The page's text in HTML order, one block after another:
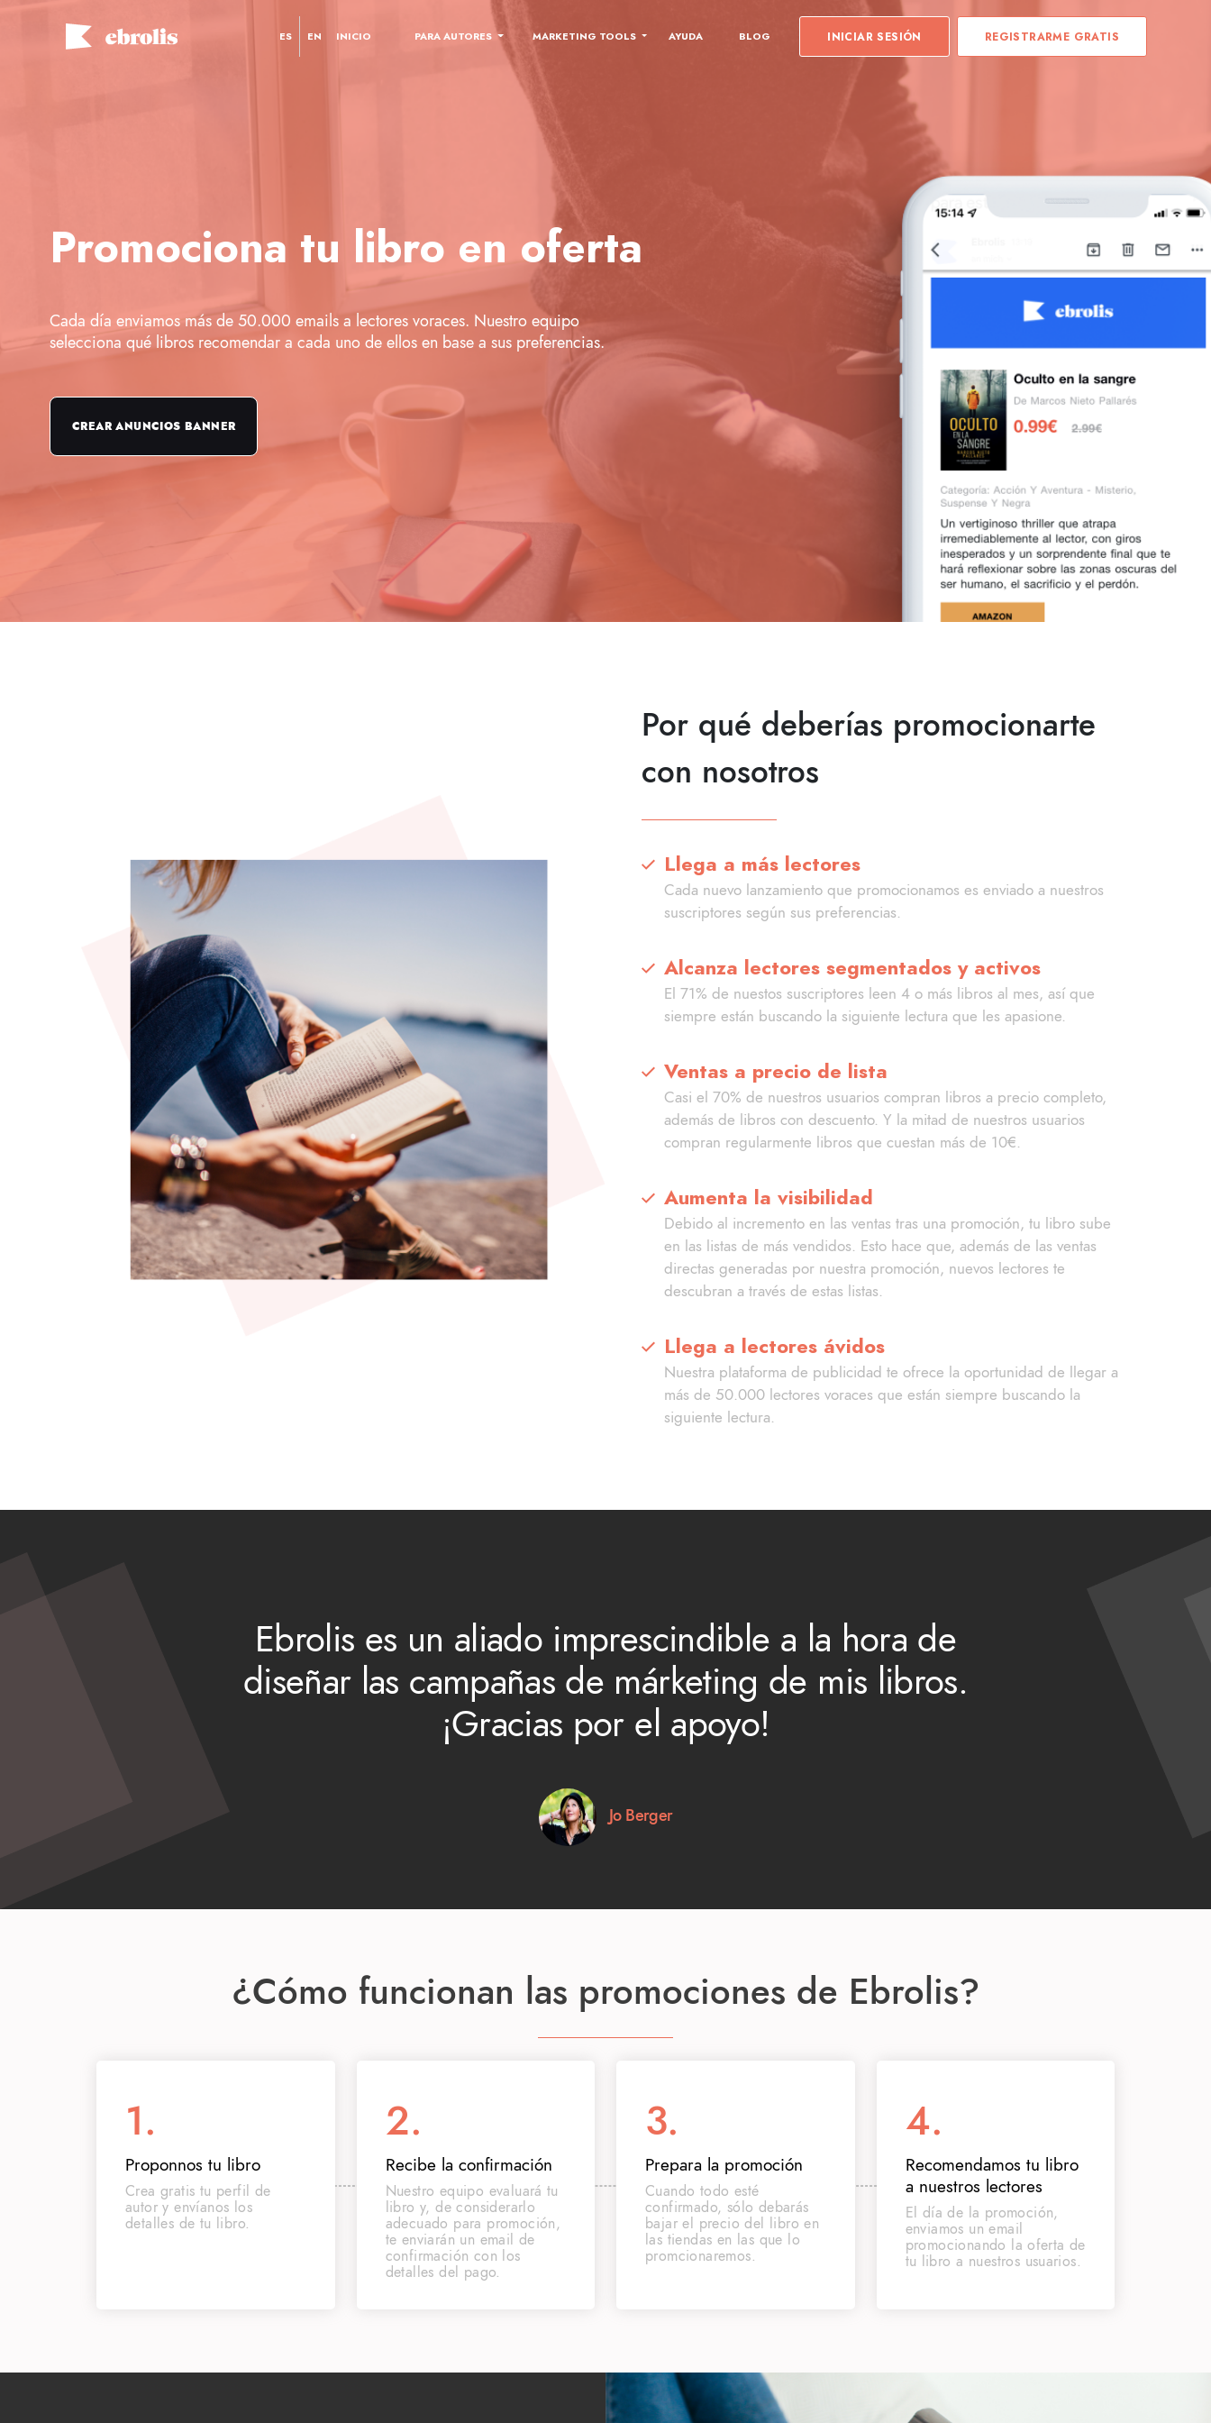
ES EN INICIO PARA AUTORES MARKETING TOOLS AYUDA BLOG INICIAR SESIÓN REGISTRARME GRATIS
Promociona tu libro en oferta
Cada día enviamos más de 50.000 emails a lectores voraces. Nuestro equipo
selecciona qué libros recomendar a cada uno de ellos en base a sus preferencias.
CREAR ANUNCIOS BANNER
Por qué deberías promocionarte
con nosotros
Llega a más lectores
Cada nuevo lanzamiento que promocionamos es enviado a nuestros
suscriptores según sus preferencias.
Alcanza lectores segmentados y activos
El 71% de nuestos suscriptores leen 4 o más libros al mes, así que
siempre están buscando la siguiente lectura que les apasione.
Ventas a precio de lista
Casi el 70% de nuestros usuarios compran libros a precio completo,
además de libros con descuento. Y la mitad de nuestros usuarios
compran regularmente libros que cuestan más de 10€.
Aumenta la visibilidad
Debido al incremento en las ventas tras una promoción, tu libro sube
en las listas de más vendidos. Esto hace que, además de las ventas
directas generadas por nuestra promoción, nuevos lectores te
descubran a través de estas listas.
Llega a lectores ávidos
Nuestra plataforma de publicidad te ofrece la oportunidad de llegar a
más de 50.000 lectores voraces que están siempre buscando la
siguiente lectura.
Ebrolis es un aliado imprescindible a la hora de
diseñar las campañas de márketing de mis libros.
¡Gracias por el apoyo!
Jo Berger
¿Cómo funcionan las promociones de Ebrolis?
1.
Proponnos tu libro
Crea gratis tu perfil de
autor y envíanos los
detalles de tu libro.
2.
Recibe la confirmación
Nuestro equipo evaluará tu
libro y, de considerarlo
adecuado para promoción,
te enviarán un email de
confirmación con los
detalles del pago.
3.
Prepara la promoción
Cuando todo esté
confirmado, sólo debarás
bajar el precio del libro en
las tiendas en las que lo
promcionaremos.
4.
Recomendamos tu libro
a nuestros lectores
El día de la promoción,
enviamos un email
promocionando la oferta de
tu libro a nuestros usuarios.